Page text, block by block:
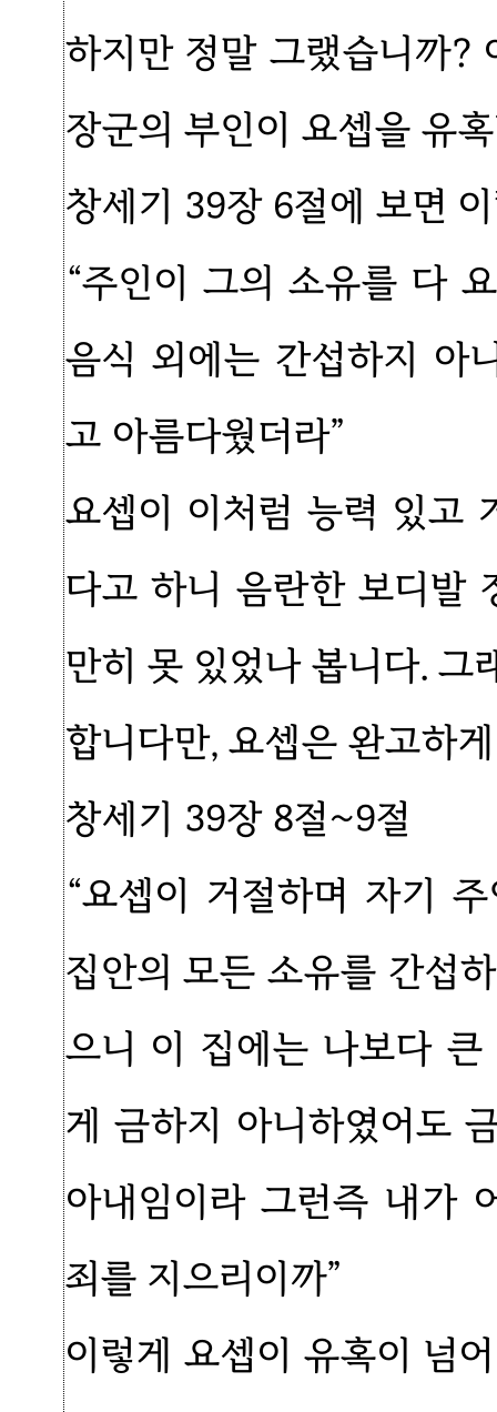
하지만 정말 그랬습니까?
장군의 부인이 요셉을 유
창세기 39장 6절에 보면
“주인이 그의 소유를 다
음식 외에는 간섭하지 아
고 아름다웠더라”
요셉이 이처럼 능력 있고
다고 하니 음란한 보디발
만히 못 있었나 봅니다. 그
합니다만, 요셉은 완고하
창세기 39장 8절~9절
“요셉이 거절하며 자기
집안의 모든 소유를 간섭
으니 이 집에는 나보다
게 금하지 아니하였어도
아내임이라 그런즉 내가
죄를 지으리이까”
이렇게 요셉이 유혹이 넘